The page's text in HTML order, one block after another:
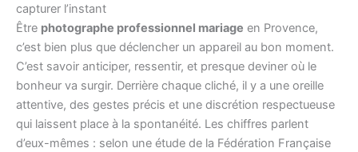
capturer l’instant
Être photographe professionnel mariage en Provence,
c’est bien plus que déclencher un appareil au bon moment.
C’est savoir anticiper, ressentir, et presque deviner où le
bonheur va surgir. Derrière chaque cliché, il y a une oreille
attentive, des gestes précis et une discrétion respectueuse
qui laissent place à la spontanéité. Les chiffres parlent
d’eux-mêmes : selon une étude de la Fédération Française